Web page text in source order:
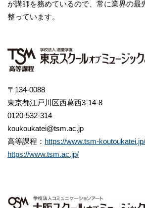
が講師を務めているので、常に業界の最
整っています。
〒134-0088
東京都江戸川区西葛西3-14-8
0120-532-314
koukoukatei@tsm.ac.jp
高等課程： https://www.tsm-koutoukatei.jp/
https://www.tsm.ac.jp/